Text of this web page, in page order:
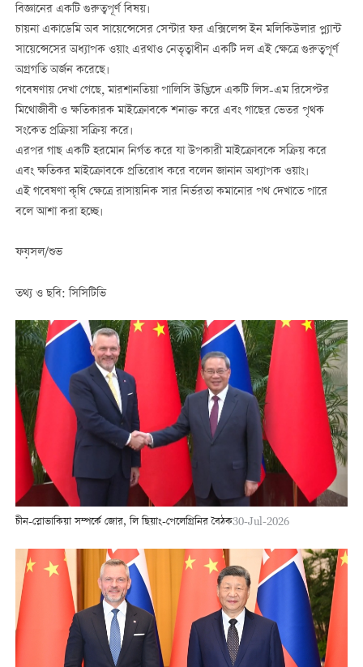
বিজ্ঞানের একটি গুরুত্বপূর্ণ বিষয়।
চায়না একাডেমি অব সায়েন্সেসের সেন্টার ফর এক্সিলেন্স ইন মলিকিউলার প্ল্যান্ট
সায়েন্সেসের অধ্যাপক ওয়াং এরথাও নেতৃত্বাধীন একটি দল এই ক্ষেত্রে গুরুত্বপূর্ণ
অগ্রগতি অর্জন করেছে।
গবেষণায় দেখা গেছে,মারশানতিয়া পালিসি উদ্ভিদে একটি লিস-এম রিসেপ্টর
মিথোজীবী ও ক্ষতিকারক মাইক্রোবকে শনাক্ত করে এবং গাছের ভেতর পৃথক
সংকেত প্রক্রিয়া সক্রিয় করে।
এরপর গাছ একটি হরমোন নির্গত করে যা উপকারী মাইক্রোবকে সক্রিয় করে
এবং ক্ষতিকর মাইক্রোবকে প্রতিরোধ করে বলেন জানান অধ্যাপক ওয়াং।
এই গবেষণা কৃষি ক্ষেত্রে রাসায়নিক সার নির্ভরতা কমানোর পথ দেখাতে পারে
বলে আশা করা হচ্ছে।
ফয়সল/শুভ
তথ্য ও ছবি:সিসিটিভি
চীন-স্লোভাকিয়া সম্পর্কে জোর, লি ছিয়াং-পেলেগ্রিনির বৈঠক30-Jul-2026